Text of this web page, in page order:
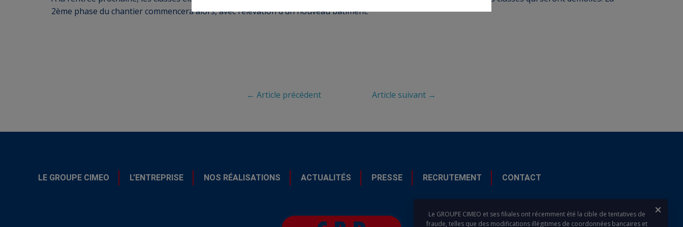
Le GROUPE CIMEO et ses filiales ont récemment été la cible de tentatives de
fraude, telles que des modifications illégitimes de coordonnées bancaires et
2ème phase du chantier commencera alors, avec l’élévation d’un nouveau bâtiment.
← Article précédent Article suivant →
LE GROUPE CIMEO L’ENTREPRISE NOS RÉALISATIONS ACTUALITÉS PRESSE RECRUTEMENT CONTACT